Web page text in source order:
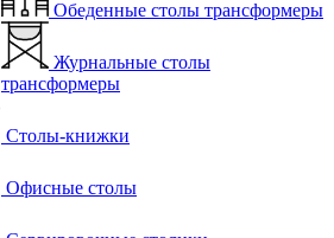
Обеденные столы трансформеры
Журнальные столы
трансформеры
Столы-книжки
Офисные столы